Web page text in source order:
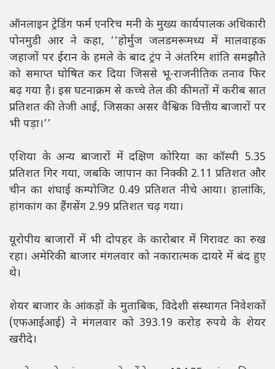
ऑनलाइन ट्रेडिंग फर्म एनरिच मनी के मुख्य कार्यपालक अधिकारी
पोनमुडी आर ने कहा, ‘‘होर्मुज जलडमरूमध्य में मालवाहक
जहाजों पर ईरान के हमले के बाद ट्रंप ने अंतरिम शांति समझौते
को समाप्त घोषित कर दिया जिससे भू-राजनीतिक तनाव फिर
बढ़ गया है। इस घटनाक्रम से कच्चे तेल की कीमतों में करीब सात
प्रतिशत की तेजी आई, जिसका असर वैश्विक वित्तीय बाजारों पर
भी पड़ा।’’
एशिया के अन्य बाजारों में दक्षिण कोरिया का कॉस्पी 5.35
प्रतिशत गिर गया, जबकि जापान का निक्की 2.11 प्रतिशत और
चीन का शंघाई कम्पोजिट 0.49 प्रतिशत नीचे आया। हालांकि,
हांगकांग का हैंगसेंग 2.99 प्रतिशत चढ़ गया।
यूरोपीय बाजारों में भी दोपहर के कारोबार में गिरावट का रुख
रहा। अमेरिकी बाजार मंगलवार को नकारात्मक दायरे में बंद हुए
थे।
शेयर बाजार के आंकड़ों के मुताबिक, विदेशी संस्थागत निवेशकों
(एफआईआई) ने मंगलवार को 393.19 करोड़ रुपये के शेयर
खरीदे।